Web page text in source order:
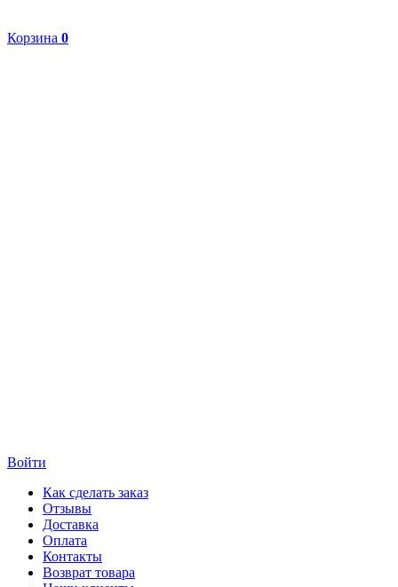
Корзина 0
Войти
Как сделать заказ
Отзывы
Доставка
Оплата
Контакты
Возврат товара